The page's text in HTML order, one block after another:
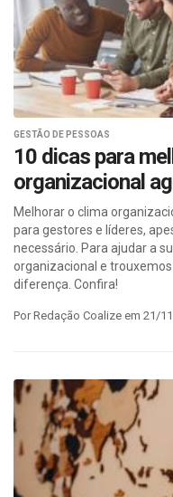
GESTÃO DE PESSOAS
10 dicas para
organizacional
Melhorar o clima
para gestores e líderes,
necessário. Para ajudar a
organizacional e
diferença. Confira!
Por Redação Coalize em 21/